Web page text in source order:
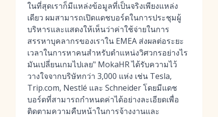
ในที่สุดเราก็มีแหล่งข้อมูลที่เป็นจริงเพียงแหล่ง
เดียว ผมสามารถเปิดแดชบอร์ดในการประชุมผู้
บริหารและแสดงให้เห็นว่าค่าใช้จ่ายในการ
สรรหาบุคลากรของเราใน EMEA ส่งผลต่อระยะ
เวลาในการหาคนสำหรับตำแหน่งวิศวกรอย่างไร
มันเปลี่ยนเกมไปเลย" MokaHR ได้รับความไว้
วางใจจากบริษัทกว่า 3,000 แห่ง เช่น Tesla,
Trip.com, Nestlé และ Schneider โดยมีแดช
บอร์ดที่สามารถกำหนดค่าได้อย่างละเอียดเพื่อ
ติดตามความคืบหน้าในการจ้างงานและ